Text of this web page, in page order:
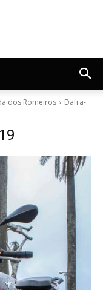
dos Romeiros
Dafra-